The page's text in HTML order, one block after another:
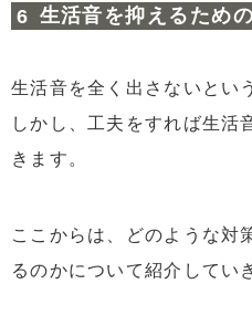
生活音を抑えるため
生活音を全く出さないとい
しかし、工夫をすれば生活
きます。
ここからは、どのような対
るのかについて紹介してい